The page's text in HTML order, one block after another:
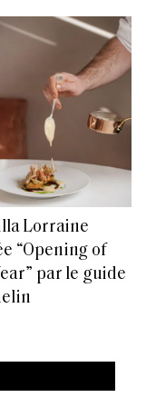
Lorraine
“Opening of
par le guide